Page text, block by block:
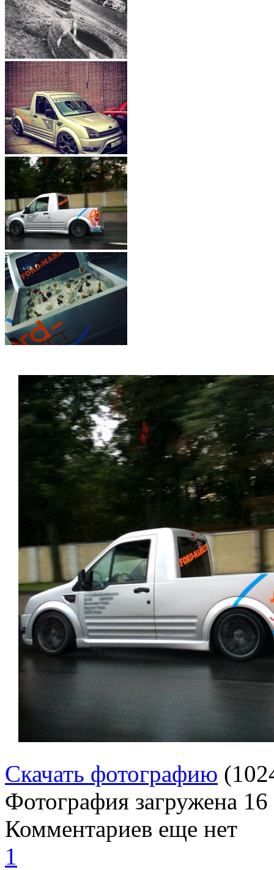
Скачать фотографию
Фотография загружена
Комментариев еще нет
1